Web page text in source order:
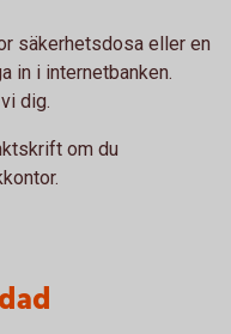
säkerhetsdosa eller en
in i internetbanken.
dig.
om du